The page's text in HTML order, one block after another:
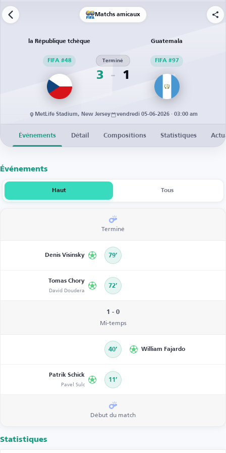
Matchs amicaux
la République tchèque
FIFA #48
3
Terminé
1
Guatemala
FIFA #97
MetLife Stadium, New Jersey vendredi 05-06-2026 · 03:00 am
Événements Détail Compositions Statistiques
Événements
Haut Tous
Terminé
Denis Visinsky 79’
Tomas Chory
David Doudera 72’
1 - 0
Mi-temps
40’ William Fajardo
Patrik Schick
Pavel Sulc 11’
Début du match
Statistiques